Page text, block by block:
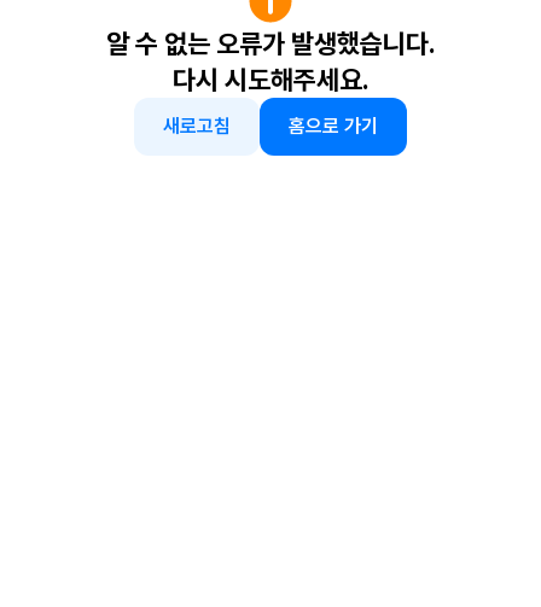
알 수 없는 오류가 발생했습니다.
다시 시도해주세요.
새로고침 홈으로 가기